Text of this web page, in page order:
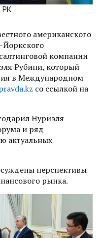
РК
американского
компании
Рубини, который
в Международном
со ссылкой на
Нуриэля
и ряд
актуальных
перспективы
рынка.